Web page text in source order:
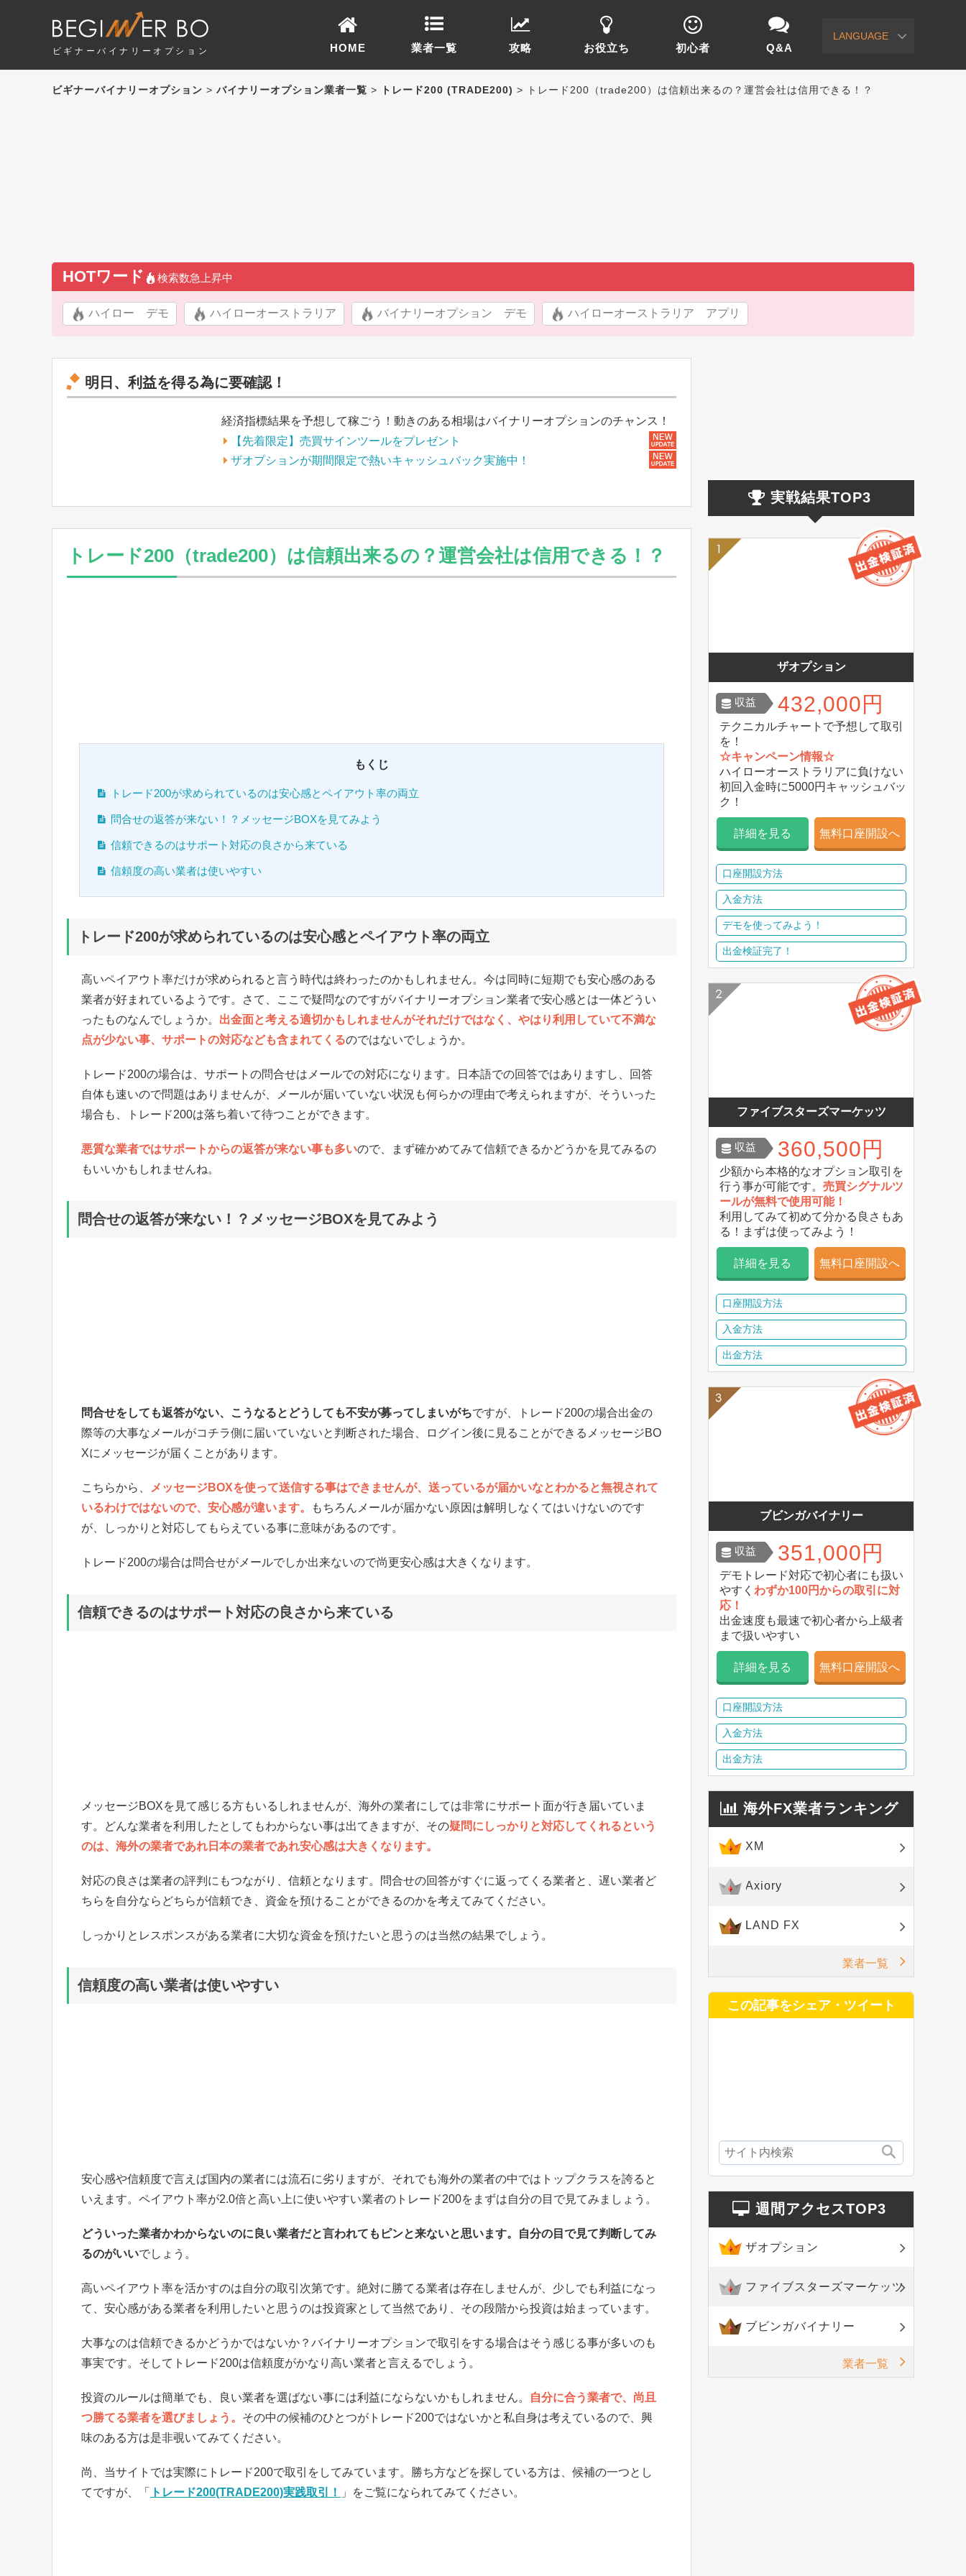
ビギナーバイナリーオプション
LANGUAGE
HOME 業者一覧 攻略 お役立ち 初心者 Q&A
ビギナーバイナリーオプション > バイナリーオプション業者一覧 > トレード200 (TRADE200) > トレード200（trade200）は信頼出来るの？運営会社は信用できる！？
HOTワード 検索数急上昇中
ハイロー デモ ハイローオーストラリア バイナリーオプション デモ ハイローオーストラリア アプリ
明日、利益を得る為に要確認！
経済指標結果を予想して稼ごう！動きのある相場はバイナリーオプションのチャンス！
【先着限定】売買サインツールをプレゼント
ザオプションが期間限定で熱いキャッシュバック実施中！
トレード200（trade200）は信頼出来るの？運営会社は信用できる！？
もくじ
トレード200が求められているのは安心感とペイアウト率の両立
問合せの返答が来ない！？メッセージBOXを見てみよう
信頼できるのはサポート対応の良さから来ている
信頼度の高い業者は使いやすい
トレード200が求められているのは安心感とペイアウト率の両立
高いペイアウト率だけが求められると言う時代は終わったのかもしれません。今は同時に短期でも安心感のある
業者が好まれているようです。さて、ここで疑問なのですがバイナリーオプション業者で安心感とは一体どうい
ったものなんでしょうか。 出金面と考える適切かもしれませんがそれだけではなく、やはり利用していて不満な
点が少ない事、サポートの対応なども含まれてくるのではないでしょうか。
トレード200の場合は、サポートの問合せはメールでの対応になります。日本語での回答ではありますし、回答
自体も速いので問題はありませんが、メールが届いていない状況も何らかの理由で考えられますが、そういった
場合も、トレード200は落ち着いて待つことができます。
悪質な業者ではサポートからの返答が来ない事も多いので、まず確かめてみて信頼できるかどうかを見てみるの
もいいかもしれませんね。
問合せの返答が来ない！？メッセージBOXを見てみよう
問合せをしても返答がない、こうなるとどうしても不安が募ってしまいがちですが、トレード200の場合出金の
際等の大事なメールがコチラ側に届いていないと判断された場合、ログイン後に見ることができるメッセージBO
Xにメッセージが届くことがあります。
こちらから、
メッセージBOXを使って送信する事はできませんが、送っているが届かいなとわかると無視されて
いるわけではないので、安心感が違います。
もちろんメールが届かない原因は解明しなくてはいけないのです
が、しっかりと対応してもらえている事に意味があるのです。
トレード200の場合は問合せがメールでしか出来ないので尚更安心感は大きくなります。
信頼できるのはサポート対応の良さから来ている
メッセージBOXを見て感じる方もいるしれませんが、海外の業者にしては非常にサポート面が行き届いていま
す。どんな業者を利用したとしてもわからない事は出てきますが、その疑問にしっかりと対応してくれるという
のは、海外の業者であれ日本の業者であれ安心感は大きくなります。
対応の良さは業者の評判にもつながり、信頼となります。問合せの回答がすぐに返ってくる業者と、遅い業者ど
ちらを自分ならどちらが信頼でき、資金を預けることができるのかを考えてみてください。
しっかりとレスポンスがある業者に大切な資金を預けたいと思うのは当然の結果でしょう。
信頼度の高い業者は使いやすい
安心感や信頼度で言えば国内の業者には流石に劣りますが、それでも海外の業者の中ではトップクラスを誇ると
いえます。ペイアウト率が2.0倍と高い上に使いやすい業者のトレード200をまずは自分の目で見てみましょう。
どういった業者かわからないのに良い業者だと言われてもピンと来ないと思います。自分の目で見て判断してみ
るのがいいでしょう。
高いペイアウト率を活かすのは自分の取引次第です。絶対に勝てる業者は存在しませんが、少しでも利益になっ
て、安心感がある業者を利用したいと思うのは投資家として当然であり、その段階から投資は始まっています。
大事なのは信頼できるかどうかではないか？バイナリーオプションで取引をする場合はそう感じる事が多いのも
事実です。そしてトレード200は信頼度がかなり高い業者と言えるでしょう。
投資のルールは簡単でも、良い業者を選ばない事には利益にならないかもしれません。
自分に合う業者で、尚且
つ勝てる業者を選びましょう。 その中の候補のひとつがトレード200ではないかと私自身は考えているので、興
味のある方は是非覗いてみてください。
尚、当サイトでは実際にトレード200で取引をしてみています。勝ち方などを探している方は、候補の一つとし
てですが、「
トレード200(TRADE200)実践取引！ 」をご覧になられてみてください。
実戦結果TOP3
ザオプション
収益 432,000円
テクニカルチャートで予想して取引
を！
☆キャンペーン情報☆
ハイローオーストラリアに負けない
初回入金時に5000円キャッシュバッ
ク！
詳細を見る 無料口座開設へ
口座開設方法
入金方法
デモを使ってみよう！
出金検証完了！
ファイブスターズマーケッツ
収益 360,500円
少額から本格的なオプション取引を
行う事が可能です。 売買シグナルツ
ールが無料で使用可能！
利用してみて初めて分かる良さもあ
る！まずは使ってみよう！
詳細を見る 無料口座開設へ
口座開設方法
入金方法
出金方法
ブビンガバイナリー
収益 351,000円
デモトレード対応で初心者にも扱い
やすく わずか100円からの取引に対
応！
出金速度も最速で初心者から上級者
まで扱いやすい
詳細を見る 無料口座開設へ
口座開設方法
入金方法
出金方法
海外FX業者ランキング
XM
Axiory
LAND FX
業者一覧
この記事をシェア・ツイート
週間アクセスTOP3
ザオプション
ファイブスターズマーケッツ
ブビンガバイナリー
業者一覧